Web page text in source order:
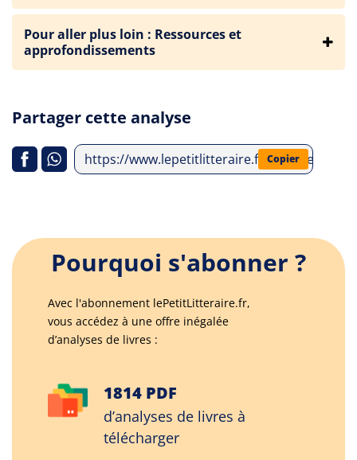
Pour aller plus loin : Ressources et
approfondissements
Partager cette analyse
https://www.lepetitlitteraire.fr/analyses-
Copier
Pourquoi s'abonner ?
Avec l'abonnement lePetitLitteraire.fr,
vous accédez à une offre inégalée
d’analyses de livres :
1814 PDF
d’analyses de livres à
télécharger